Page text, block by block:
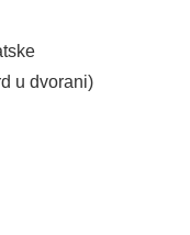
u dvorani)